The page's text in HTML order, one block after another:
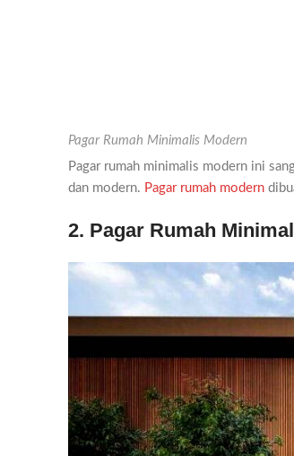
Pagar Rumah Minimalis Modern
Pagar rumah minimalis modern ini
dan modern. Pagar rumah modern
2. Pagar Rumah